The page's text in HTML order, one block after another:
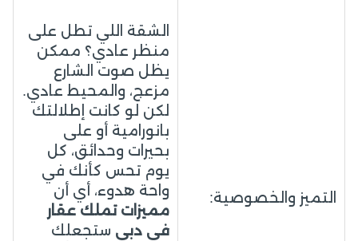
التميز والخصوصية:
الشقة اللي تطل على
منظر عادي؟ ممكن
يظل صوت الشارع
مزعج، والمحيط عادي.
لكن لو كانت إطلالتك
بانورامية أو على
بحيرات وحدائق، كل
يوم تحس كأنك في
واحة هدوء، أي أن
مميزات تملك عقار
في دبي ستجعلك